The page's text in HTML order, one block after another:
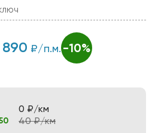
890 ₽/п.м. -10%
0 ₽/км
40 ₽/км